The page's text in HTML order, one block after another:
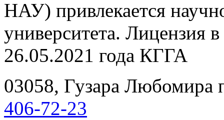
НАУ) привлекается
университета. Лицензия
26.05.2021 года КГГА
03058, Гузара Любомира
406-72-23